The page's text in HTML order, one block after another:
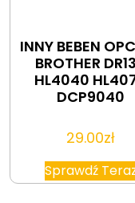
INNY BEBEN
BROTHER
HL4040
DCP9040
29.00zł
Sprawdź